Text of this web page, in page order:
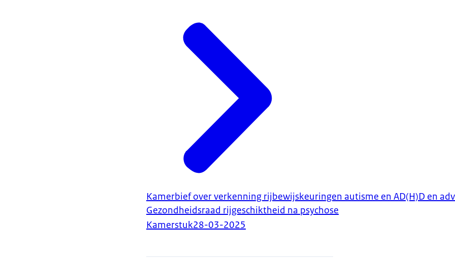
Kamerbief over verkenning rijbewijskeuringen autisme en AD(H)D en
Gezondheidsraad rijgeschiktheid na psychose
Kamerstuk28-03-2025